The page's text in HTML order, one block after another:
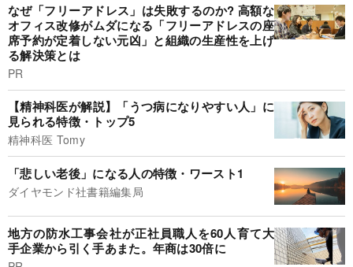
なぜ「フリーアドレス」は失敗するのか? 高額な
オフィス改修がムダになる「フリーアドレスの座
席予約が定着しない元凶」と組織の生産性を上げ
る解決策とは
PR
【精神科医が解説】「うつ病になりやすい人」に
見られる特徴・トップ5
精神科医 Tomy
「悲しい老後」になる人の特徴・ワースト1
ダイヤモンド社書籍編集局
地方の防水工事会社が正社員職人を60人育て大
手企業から引く手あまた。年商は30倍に